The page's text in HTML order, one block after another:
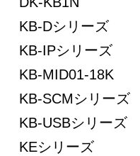
KB-Dシリーズ
KB-IPシリーズ
KB-MID01-18K
KB-SCMシリーズ
KB-USBシリーズ
KEシリーズ